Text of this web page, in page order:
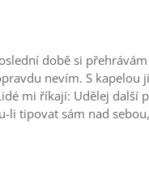
době si
nevím. S kapelou
mi říkají: Udělej další
li tipovat sám nad